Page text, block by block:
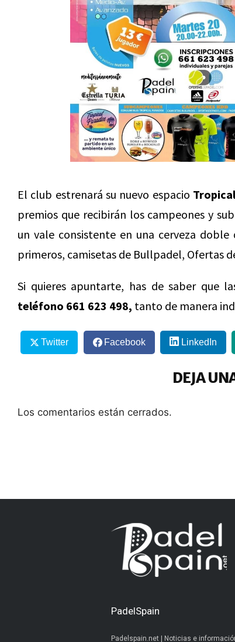
El club estrenará su nuevo espacio
premios que recibirán los campeones y
un vale consistente en una cerveza
primeros, camisetas de Bullpadel, Ofertas
Si quieres apuntarte, has de saber que
teléfono 661 623 498, tanto de manera
Twitter Facebook LinkedIn
DEJA
Los comentarios están cerrados.
PadelSpain
Padelspain.net | Noticias e